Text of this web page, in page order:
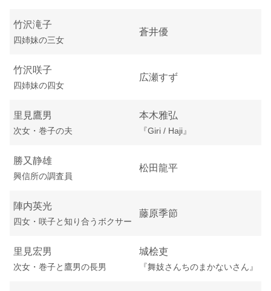
竹沢滝子
四姉妹の三女
蒼井優
竹沢咲子
四姉妹の四女
広瀬すず
里見鷹男
次女・巻子の夫
本木雅弘
『Giri / Haji』
勝又静雄
興信所の調査員
松田龍平
陣内英光
四女・咲子と知り合うボクサー
藤原季節
里見宏男
次女・巻子と鷹男の長男
城桧吏
『舞妓さんちのまかないさん』